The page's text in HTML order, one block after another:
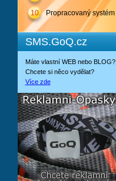
10. Propracovaný systém
SMS.GoQ.cz
Máte vlastní WEB nebo BLOG?
Chcete si něco vydělat?
Více zde